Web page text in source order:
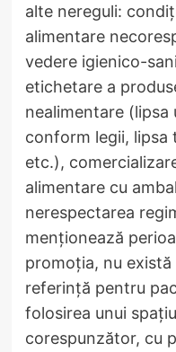
alte nereguli:
alimentare
vedere igienico-
etichetare a
nealimentare
conform legii, lipsa
etc.),
alimentare cu
nerespectarea
menționează
promoția, nu
referință pentru
folosirea unui
corespunzător, cu